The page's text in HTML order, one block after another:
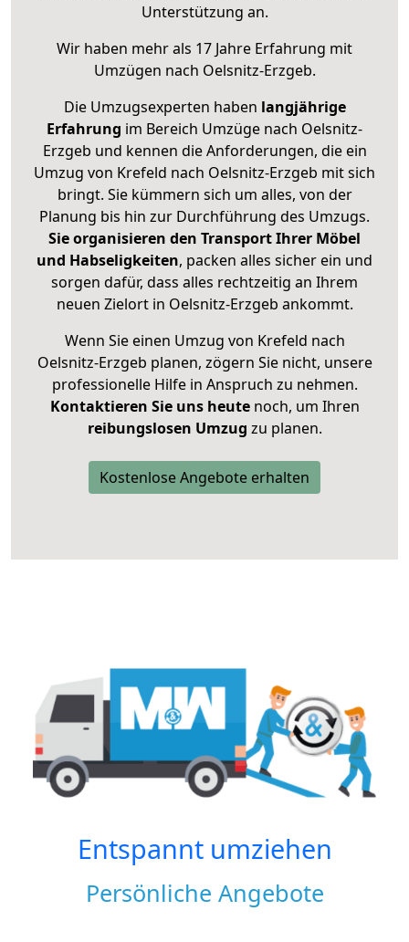
Unterstützung an.
Wir haben mehr als 17 Jahre Erfahrung mit
Umzügen nach Oelsnitz-Erzgeb.
Die Umzugsexperten haben langjährige
Erfahrung im Bereich Umzüge nach Oelsnitz-
Erzgeb und kennen die Anforderungen, die ein
Umzug von Krefeld nach Oelsnitz-Erzgeb mit sich
bringt. Sie kümmern sich um alles, von der
Planung bis hin zur Durchführung des Umzugs.
Sie organisieren den Transport Ihrer Möbel
und Habseligkeiten, packen alles sicher ein und
sorgen dafür, dass alles rechtzeitig an Ihrem
neuen Zielort in Oelsnitz-Erzgeb ankommt.
Wenn Sie einen Umzug von Krefeld nach
Oelsnitz-Erzgeb planen, zögern Sie nicht, unsere
professionelle Hilfe in Anspruch zu nehmen.
Kontaktieren Sie uns heutenoch, um Ihren
reibungslosen Umzug zu planen.
Kostenlose Angebote erhalten
Entspannt umziehen
Persönliche Angebote